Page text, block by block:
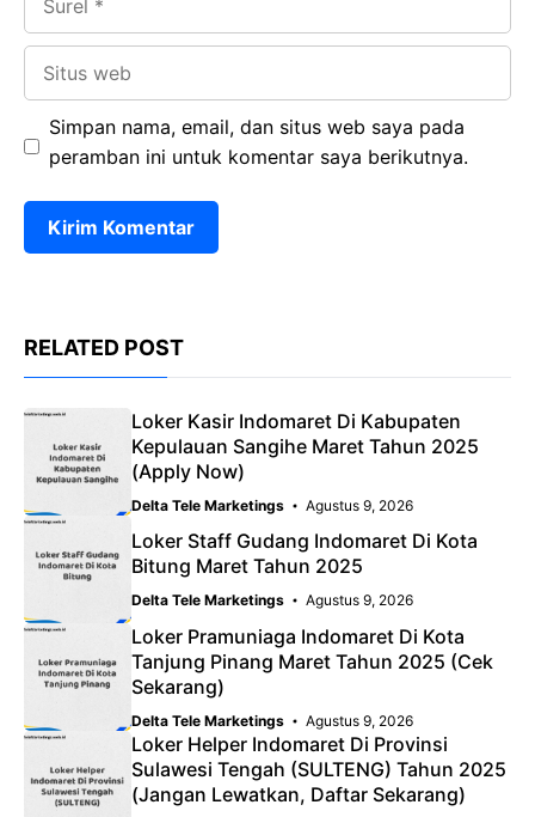
Simpan nama, email, dan situs web saya pada
peramban ini untuk komentar saya berikutnya.
RELATED POST
Loker Kasir Indomaret Di Kabupaten
Kepulauan Sangihe Maret Tahun 2025
(Apply Now)
Delta Tele Marketings Agustus 9, 2026
Loker Staff Gudang Indomaret Di Kota
Bitung Maret Tahun 2025
Delta Tele Marketings Agustus 9, 2026
Loker Pramuniaga Indomaret Di Kota
Tanjung Pinang Maret Tahun 2025 (Cek
Sekarang)
Delta Tele Marketings Agustus 9, 2026
Loker Helper Indomaret Di Provinsi
Sulawesi Tengah (SULTENG) Tahun 2025
(Jangan Lewatkan, Daftar Sekarang)